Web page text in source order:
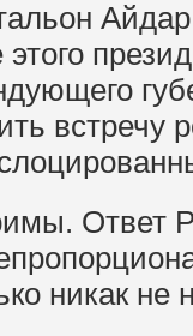
встречу
Ответ
никак не